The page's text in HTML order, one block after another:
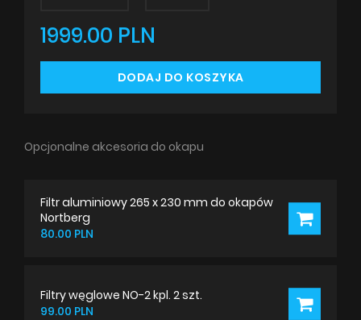
1999.00 PLN
DODAJ DO KOSZYKA
Opcjonalne akcesoria do okapu
Filtr aluminiowy 265 x 230 mm do okapów
Nortberg
80.00 PLN
Filtry węglowe NO-2 kpl. 2 szt.
99.00 PLN